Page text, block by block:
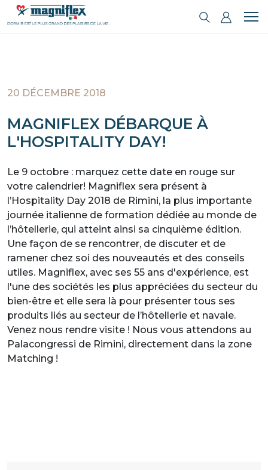
20 DÉCEMBRE 2018
MAGNIFLEX DÉBARQUE À
L'HOSPITALITY DAY!
Le 9 octobre : marquez cette date en rouge sur
votre calendrier! Magniflex sera présent à
l’Hospitality Day 2018 de Rimini, la plus importante
journée italienne de formation dédiée au monde de
l’hôtellerie, qui atteint ainsi sa cinquième édition.
Une façon de se rencontrer, de discuter et de
ramener chez soi des nouveautés et des conseils
utiles. Magniflex, avec ses 55 ans d'expérience, est
l'une des sociétés les plus appréciées du secteur du
bien-être et elle sera là pour présenter tous ses
produits liés au secteur de l’hôtellerie et navale.
Venez nous rendre visite ! Nous vous attendons au
Palacongressi de Rimini, directement dans la zone
Matching !